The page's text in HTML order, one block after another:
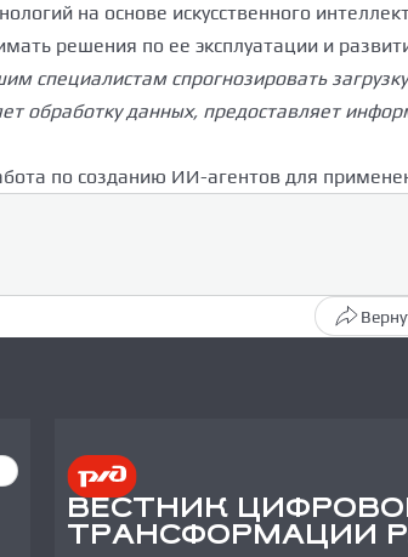
на основе искусственного
решения по ее эксплуатации и
специалистам спрогнозировать
обработку данных, предоставляет
по созданию ИИ-агентов для
ВЕСТНИК
ТРАНСФОРМАЦИИ